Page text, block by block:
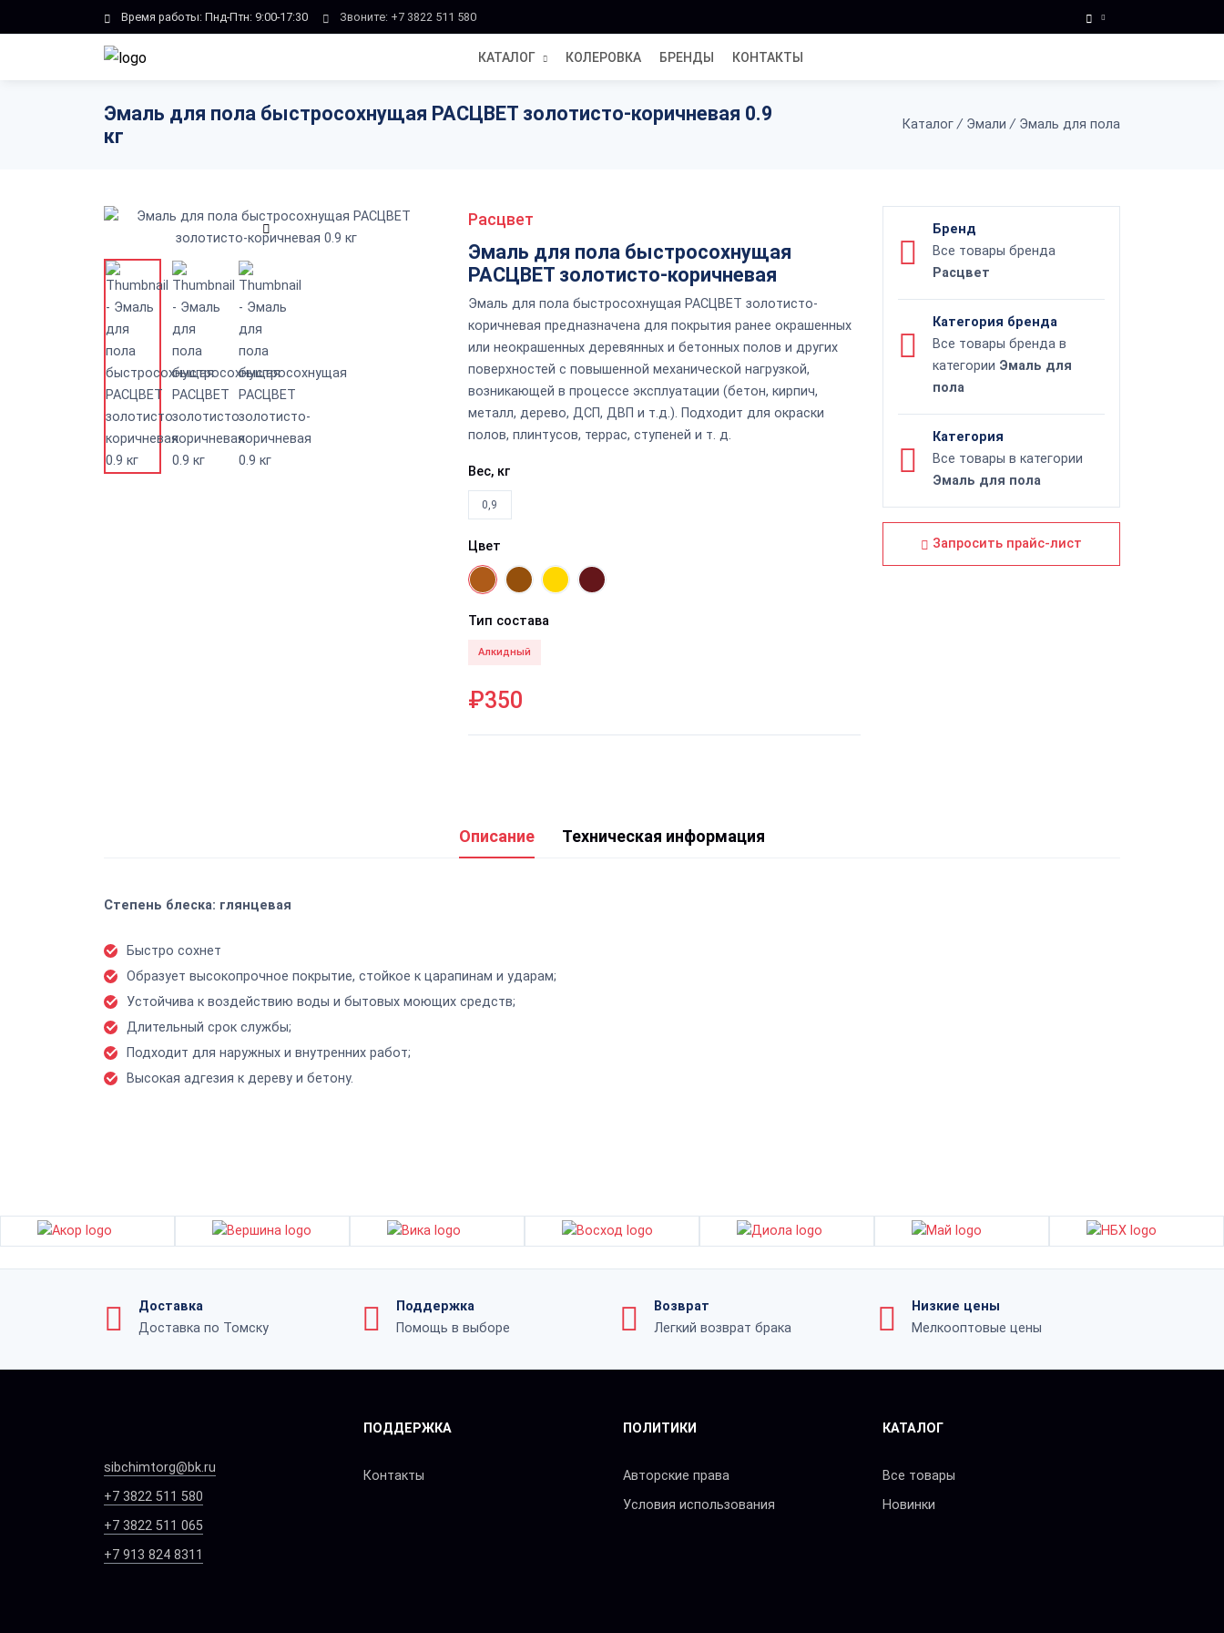
Skip to main contentВремя работы: Пнд-Птн: 9:00-17:30 Звоните: +7 3822 511 580
КАТАЛОГ КОЛЕРОВКА БРЕНДЫ КОНТАКТЫ
Эмаль для пола быстросохнущая РАСЦВЕТ золотисто-коричневая 0.9
кг
Каталог / Эмали / Эмаль для пола
Расцвет
Эмаль для пола быстросохнущая
РАСЦВЕТ золотисто-коричневая
Эмаль для пола быстросохнущая РАСЦВЕТ золотисто-
коричневая предназначена для покрытия ранее окрашенных
или неокрашенных деревянных и бетонных полов и других
поверхностей с повышенной механической нагрузкой,
возникающей в процессе эксплуатации (бетон, кирпич,
металл, дерево, ДСП, ДВП и т.д.). Подходит для окраски
полов, плинтусов, террас, ступеней и т. д.
Вес, кг
0,9
Цвет
Тип состава
Алкидный
₽350
Бренд
Все товары бренда
Расцвет
Категория бренда
Все товары бренда в
категории Эмаль для
пола
Категория
Все товары в категории
Эмаль для пола
Запросить прайс-лист
Описание Техническая информация
Степень блеска: глянцевая
Быстро сохнет
Образует высокопрочное покрытие, стойкое к царапинам и ударам;
Устойчива к воздействию воды и бытовых моющих средств;
Длительный срок службы;
Подходит для наружных и внутренних работ;
Высокая адгезия к дереву и бетону.
Доставка
Доставка по Томску
Поддержка
Помощь в выборе
Возврат
Легкий возврат брака
Низкие цены
Мелкооптовые цены
sibchimtorg@bk.ru
+7 3822 511 580
+7 3822 511 065
+7 913 824 8311
ПОДДЕРЖКА
Контакты
ПОЛИТИКИ
Авторские права
Условия использования
КАТАЛОГ
Все товары
Новинки